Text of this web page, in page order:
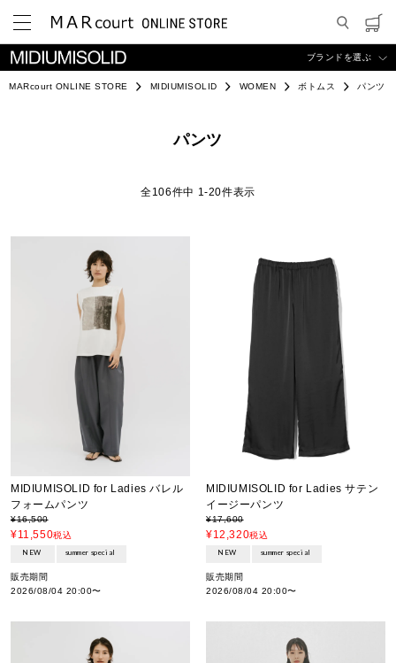
ブランドを選ぶ
MARcourt ONLINE STORE MIDIUMISOLID WOMEN ボトムス パンツ
パンツ
106件中 1-20件表示
MIDIUMISOLID for Ladies バレル
フォームパンツ
¥16,500
¥11,550税込
NEW summer special
販売期間
2026/08/04 20:00〜
MIDIUMISOLID for Ladies サテン
イージーパンツ
¥17,600
¥12,320税込
NEW summer special
販売期間
2026/08/04 20:00〜